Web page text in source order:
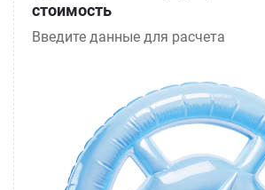
стоимость
Введите данные для расчета